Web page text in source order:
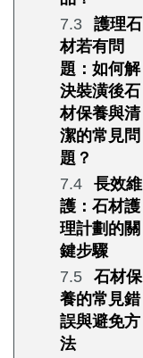
護理石
材若有問
題：如何解
決裝潢後石
材保養與清
潔的常見問
題？
長效維
護：石材護
理計劃的關
鍵步驟
石材保
養的常見錯
誤與避免方
法